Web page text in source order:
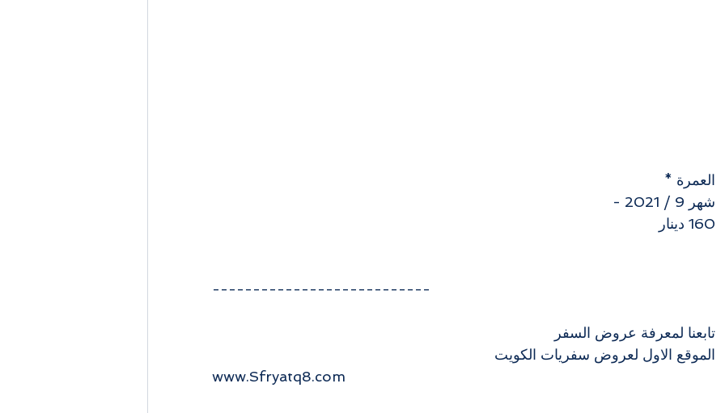
العمرة *
شهر 9 / 2021 -
160 دينار
---------------------------
تابعنا لمعرفة عروض السفر
الموقع الاول لعروض سفريات الكويت
www.Sfryatq8.com